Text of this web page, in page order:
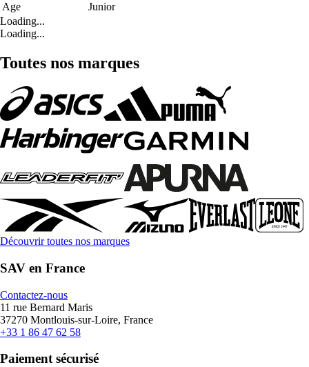
Age
Junior
Loading...
Loading...
Toutes nos marques
Découvrir toutes nos marques
SAV en France
Contactez-nous
11 rue Bernard Maris
37270 Montlouis-sur-Loire, France
+33 1 86 47 62 58
Paiement sécurisé